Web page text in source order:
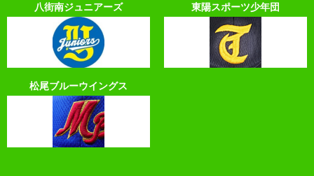
八街南ジュニアーズ 東陽スポーツ少年団
松尾ブルーウイングス